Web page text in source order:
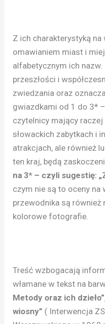
Z ich charakterystyką na
omawianiem miast i
alfabetycznym ich
przeszłości i
zwiedzania oraz
gwiazdkami od 1 do 3*
czytelnicy mający
słowackich zabytkach i
atrakcjach, ale również
ten kraj, będą
na 3* – czyli sugestię:
czym nie są to oceny
przewodnika są również
kolorowe fotografie.
Treść wzbogacają
włamane w tekst na
Metody oraz ich
wiosny” ( Interwencja